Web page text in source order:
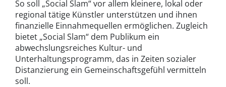
So soll „Social Slam“ vor allem kleinere, lokal oder
regional tätige Künstler unterstützen und ihnen
finanzielle Einnahmequellen ermöglichen. Zugleich
bietet „Social Slam“ dem Publikum ein
abwechslungsreiches Kultur- und
Unterhaltungsprogramm, das in Zeiten sozialer
Distanzierung ein Gemeinschaftsgefühl vermitteln
soll.